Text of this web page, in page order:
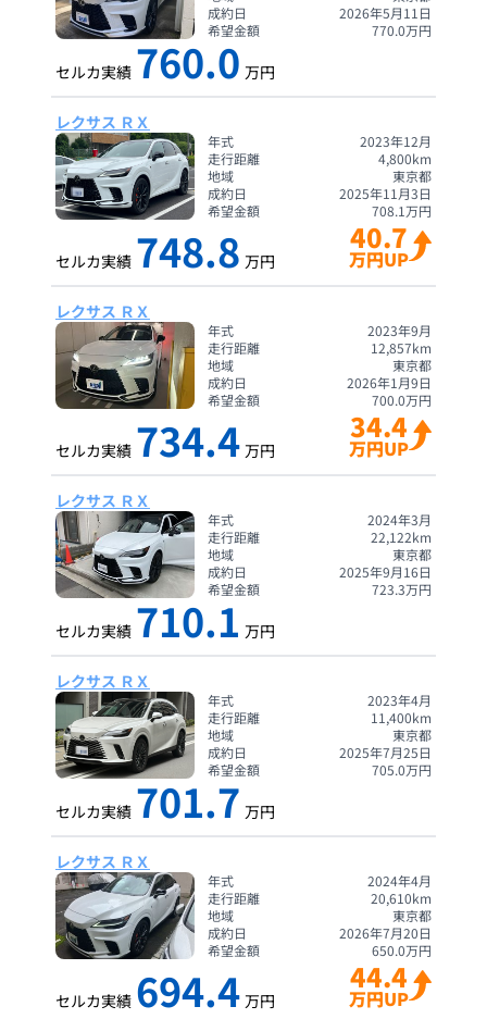
成約日
2026年5月11日
希望金額
770.0万円
セルカ実績 760.0 万円
レクサス ＲＸ
年式
2023年12月
走行距離
4,800km
地域
東京都
成約日
2025年11月3日
希望金額
708.1万円
セルカ実績 748.8 万円
40.7
万円UP
レクサス ＲＸ
年式
2023年9月
走行距離
12,857km
地域
東京都
成約日
2026年1月9日
希望金額
700.0万円
セルカ実績 734.4 万円
34.4
万円UP
レクサス ＲＸ
年式
2024年3月
走行距離
22,122km
地域
東京都
成約日
2025年9月16日
希望金額
723.3万円
セルカ実績 710.1 万円
レクサス ＲＸ
年式
2023年4月
走行距離
11,400km
地域
東京都
成約日
2025年7月25日
希望金額
705.0万円
セルカ実績 701.7 万円
レクサス ＲＸ
年式
2024年4月
走行距離
20,610km
地域
東京都
成約日
2026年7月20日
希望金額
650.0万円
セルカ実績 694.4 万円
44.4
万円UP